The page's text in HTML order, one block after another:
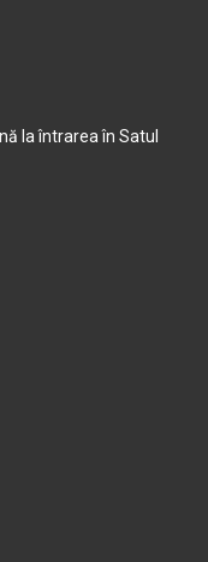
la întrarea în Satul